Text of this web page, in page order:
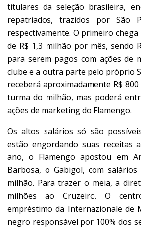
titulares da seleção brasileira,
repatriados, trazidos por São
respectivamente. O primeiro
de R$ 1,3 milhão por mês, sendo
para serem pagos com ações de
clube e a outra parte pelo próprio
receberá aproximadamente R$
turma do milhão, mas poderá
ações de marketing do Flamengo.
Os altos salários só são
estão engordando suas receitas
ano, o Flamengo apostou em
Barbosa, o Gabigol, com
milhão. Para trazer o meia, a
milhões ao Cruzeiro. O
empréstimo da Internazionale de
negro responsável por 100% dos